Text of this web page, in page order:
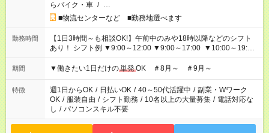
らバイク・車 / …
■物流センターなど ■勤務地選べます
勤務時間
【1日3時間～も相談OK!】午前中のみや18時以降などのシフト
あり！ シフト例 ▼9:00～12:00 ▼9:00～17:00 ▼10:00～19:00
▼18:00～21:00
期間 ▼働きたい1日だけの単発OK ＃8月～ ＃9月～
特徴 週1日からOK / 日払いOK / 40～50代活躍中 / 副業・Wワーク
OK / 服装自由 / シフト勤務 / 10名以上の大量募集 / 電話対応な
し / パソコンスキル不要